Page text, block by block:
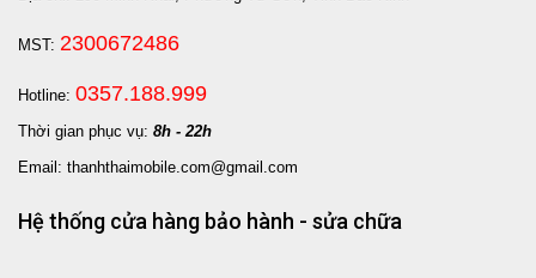
MST: 2300672486
Hotline: 0357.188.999
Thời gian phục vụ: 8h - 22h
Email: thanhthaimobile.com@gmail.com
Hệ thống cửa hàng bảo hành - sửa chữa